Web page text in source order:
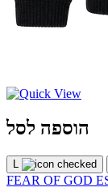
הוספה לסל
FEAR OF GOD